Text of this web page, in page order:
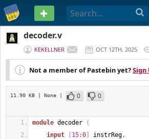
PASTEBIN
decoder.v
KEKELLNER OCT 12TH, 2025
Not a member of Pastebin yet?Sign
11.90 KB | None | 0
0
module decoder
(
input
15:0 instrReg,